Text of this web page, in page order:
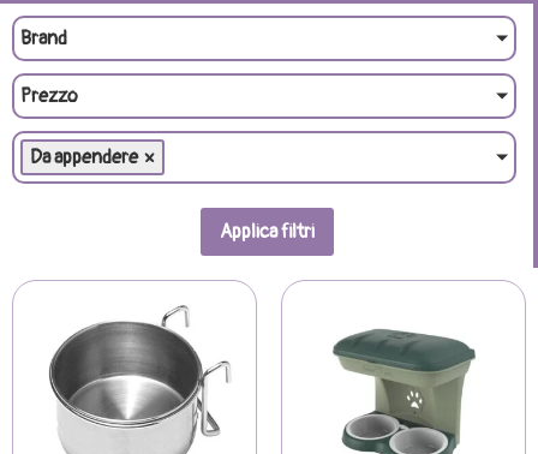
Brand
Prezzo
Da appendere ×
Applica filtri